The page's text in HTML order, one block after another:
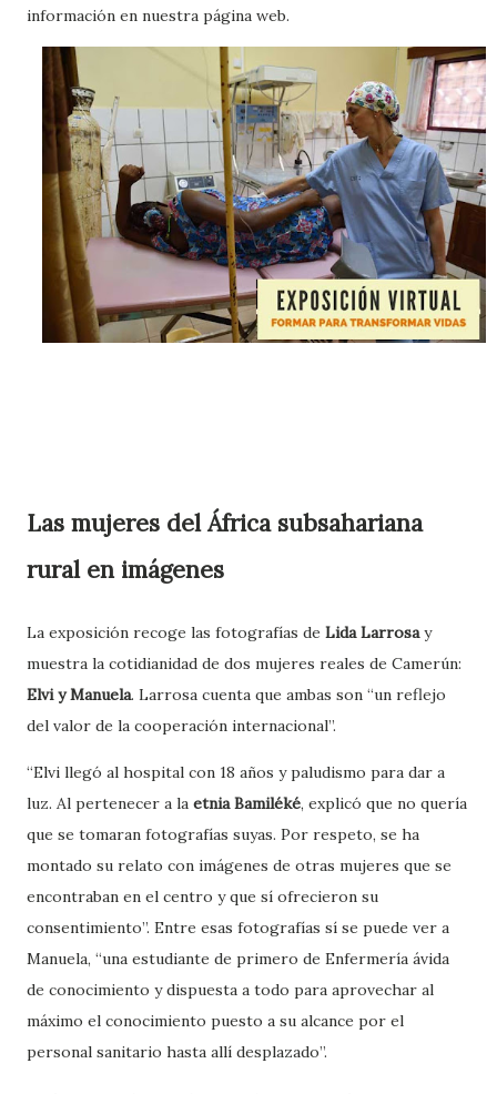
información en nuestra página web.
Las mujeres del África subsahariana
rural en imágenes
La exposición recoge las fotografías de Lida Larrosay
muestra la cotidianidad de dos mujeres reales de Camerún:
Elvi y Manuela. Larrosa cuenta que ambas son “un reflejo
del valor de la cooperación internacional”.
“Elvi llegó al hospital con 18 años y paludismo para dar a
luz. Al pertenecer a la etnia Bamiléké, explicó que no quería
que se tomaran fotografías suyas. Por respeto, se ha
montado su relato con imágenes de otras mujeres que se
encontraban en el centro y que sí ofrecieron su
consentimiento”. Entre esas fotografías sí se puede ver a
Manuela, “una estudiante de primero de Enfermería ávida
de conocimiento y dispuesta a todo para aprovechar al
máximo el conocimiento puesto a su alcance por el
personal sanitario hasta allí desplazado”.